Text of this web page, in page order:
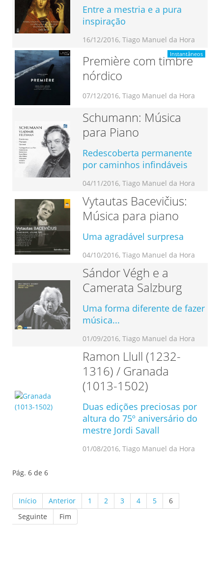
Entre a mestria e a pura
inspiração
16/12/2016, Tiago Manuel da Hora
Instantâneos
Première com timbre
nórdico
07/12/2016, Tiago Manuel da Hora
Schumann: Música
para Piano
Redescoberta permanente
por caminhos infindáveis
04/11/2016, Tiago Manuel da Hora
Vytautas Bacevičius:
Música para piano
Uma agradável surpresa
04/10/2016, Tiago Manuel da Hora
Sándor Végh e a
Camerata Salzburg
Uma forma diferente de fazer
música...
01/09/2016, Tiago Manuel da Hora
Ramon Llull (1232-
1316) / Granada
(1013-1502)
Duas edições preciosas por
altura do 75º aniversário do
mestre Jordi Savall
01/08/2016, Tiago Manuel da Hora
Pág. 6 de 6
Início Anterior 1 2 3 4 5
6
Seguinte
Fim